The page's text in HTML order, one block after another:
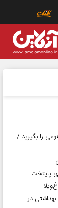
را بگیرید /
پایتخت
خدمت بهداشتی در